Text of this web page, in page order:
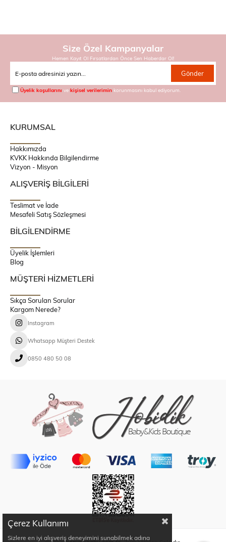
Size Özel Kampanyalar
Hemen Kayıt Ol Fırsatlardan Önce Sen Haberdar Ol!
Gönder
Üyelik koşullarını ve kişisel verilerimin korunmasını kabul ediyorum.
KURUMSAL
Hakkımızda
KVKK Hakkında Bilgilendirme
Vizyon - Misyon
ALIŞVERİŞ BİLGİLERİ
Teslimat ve İade
Mesafeli Satış Sözleşmesi
BİLGİLENDİRME
Üyelik İşlemleri
Blog
MÜŞTERİ HİZMETLERİ
Sıkça Sorulan Sorular
Kargom Nerede?
Instagram
Whatsapp Müşteri Destek
0850 480 50 08
Çerez Kullanımı
Sizlere en iyi alışveriş deneyimini sunabilmek adına